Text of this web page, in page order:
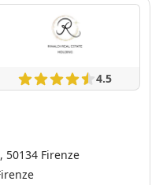
4.5
50134 Firenze